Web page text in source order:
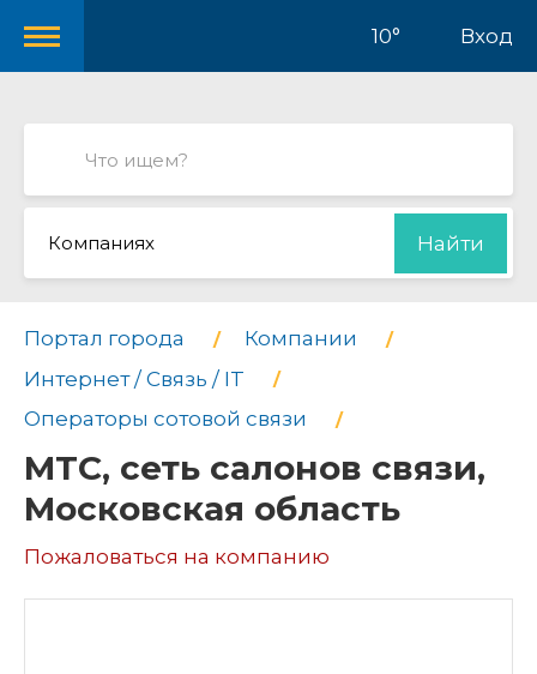
10° Вход
Компаниях Найти
Портал города
Компании
Интернет / Связь / IT
Операторы сотовой связи
МТС, сеть салонов связи,
Московская область
Пожаловаться на компанию